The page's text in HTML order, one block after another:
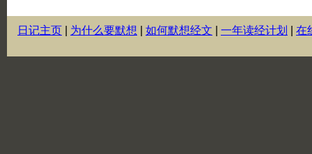
日记主页 为什么要默想 如何默想经文 一年读经计划 在